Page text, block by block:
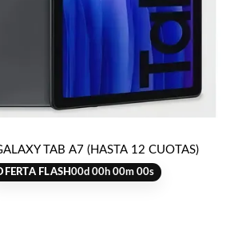
TAB A7 (HASTA 12 CUOTAS)
FLASH00d00h00m00s